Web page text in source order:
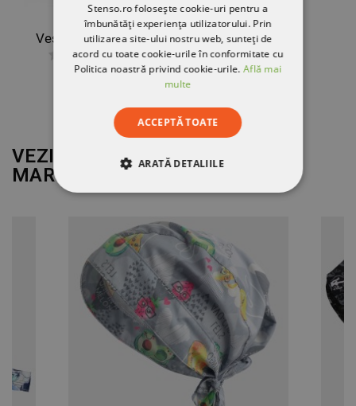
Vestă pentru femei CATALINA
204,71 RON
VEZI MAI MULT DE LA
MARCA
BEUNIQUE
Stenso.ro folosește cookie-uri pentru a
îmbunătăți experiența utilizatorului. Prin
utilizarea site-ului nostru web, sunteți de
acord cu toate cookie-urile în conformitate cu
Politica noastră privind cookie-urile.Află mai
multe
ACCEPTĂ TOATE
ARATĂ DETALIILE
STRICT NECESARE
DE PERFORMANȚĂ
DE TARGETARE
DE FUNCŢIONALITATE
NECLASIFICATE